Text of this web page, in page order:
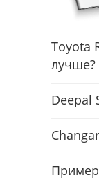
Toyota
лучше?
Deepal